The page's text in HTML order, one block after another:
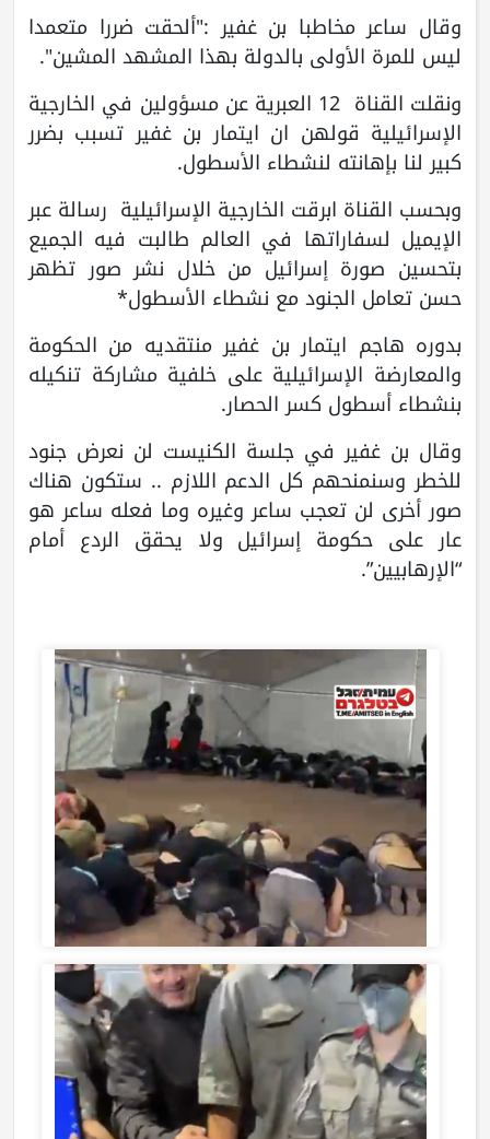
وقال ساعر مخاطبا بن غفير :"ألحقت ضررا متعمدا
ليس للمرة الأولى بالدولة بهذا المشهد المشين".
ونقلت القناة 12 العبرية عن مسؤولين في الخارجية
الإسرائيلية قولهن ان ايتمار بن غفير تسبب بضرر
كبير لنا بإهانته لنشطاء الأسطول.
وبحسب القناة ابرقت الخارجية الإسرائيلية رسالة عبر
الإيميل لسفاراتها في العالم طالبت فيه الجميع
بتحسين صورة إسرائيل من خلال نشر صور تظهر
حسن تعامل الجنود مع نشطاء الأسطول*
بدوره هاجم ايتمار بن غفير منتقديه من الحكومة
والمعارضة الإسرائيلية على خلفية مشاركة تنكيله
بنشطاء أسطول كسر الحصار.
وقال بن غفير في جلسة الكنيست لن نعرض جنود
للخطر وسنمنحهم كل الدعم اللازم .. ستكون هناك
صور أخرى لن تعجب ساعر وغيره وما فعله ساعر هو
عار على حكومة إسرائيل ولا يحقق الردع أمام
“الإرهابيين”.